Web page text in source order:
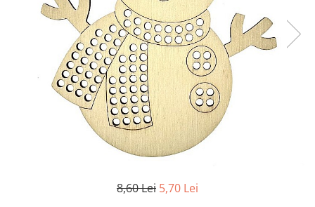
Mijloace de transport
Seturi figurine diverse
Forme vintage
Ornamente si scrapbooking
Scrapbooking
Suporturi decoupage, placute
8,60 Lei 5,70 Lei